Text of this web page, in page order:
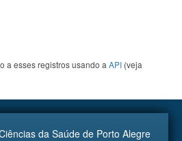
a esses registros usando a API (veja
da Saúde de Porto Alegre